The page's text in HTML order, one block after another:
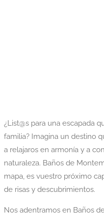
¿List@s para una escapada
familia? Imagina un destino
a relajaros en armonía y a
naturaleza. Baños de
mapa, es vuestro próximo
de risas y descubrimientos.
Nos adentramos en Baños